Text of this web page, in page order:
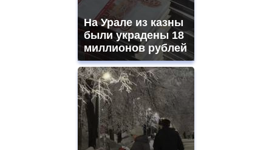
На Урале из казны
были украдены 18
миллионов рублей